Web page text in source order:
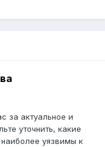
за актуальное и
уточнить, какие
уязвимы к